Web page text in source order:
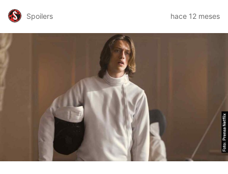
Spoilers hace 12 meses